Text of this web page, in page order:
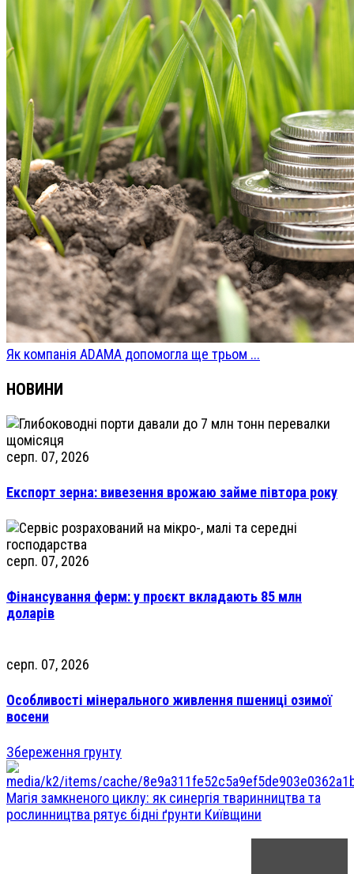
Як компанія ADAMA допомогла ще трьом ...
НОВИНИ
серп. 07, 2026
Експорт зерна: вивезення врожаю займе півтора року
серп. 07, 2026
Фінансування ферм: у проєкт вкладають 85 млн
доларів
серп. 07, 2026
Особливості мінерального живлення пшениці озимої
восени
Збереження грунту
Магія замкненого циклу: як синергія тваринництва та
рослинництва рятує бідні ґрунти Київщини